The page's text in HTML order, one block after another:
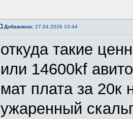
Добавлено: 27.04.2026 10:44
откуда такие
или 14600kf
мат плата за 20к
ужаренный